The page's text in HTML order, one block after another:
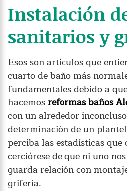
Instalación
sanitarios y
Esos son artículos que
cuarto de baño más
fundamentales debido a
hacemosreformas baños
con un alrededor
determinación de un
perciba las estadísticas que
cerciórese de que ni uno
guarda relación con
griferia.